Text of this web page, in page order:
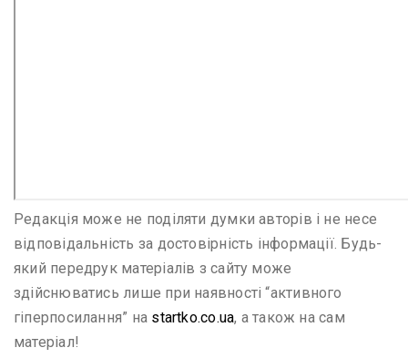
Редакція може не поділяти думки авторів і не несе
відповідальність за достовірність інформації. Будь-
який передрук матеріалів з сайту може
здійснюватись лише при наявності “активного
гіперпосилання” на startko.co.ua, а також на сам
матеріал!